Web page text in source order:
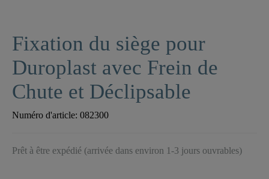
Fixation du siège pour
Duroplast avec Frein de
Chute et Déclipsable
Numéro d'article: 082300
Prêt à être expédié (arrivée dans environ 1-3 jours ouvrables)